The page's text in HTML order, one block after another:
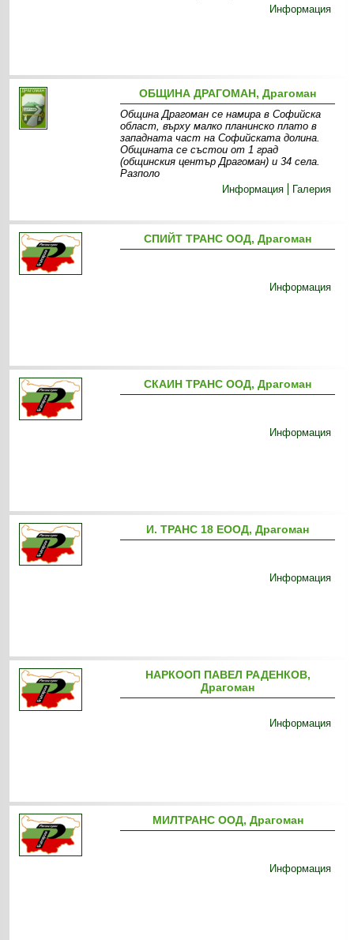
Информация
ОБЩИНА ДРАГОМАН, Драгоман
Община Драгоман се намира в Софийска
област, върху малко планинскo плато в
западната част на Софийската долина.
Общината се състои от 1 град
(общинския център Драгоман) и 34 села.
Разполо
Информация
Галерия
СПИЙТ ТРАНС ООД, Драгоман
Информация
СКАИН ТРАНС ООД, Драгоман
Информация
И. ТРАНС 18 ЕООД, Драгоман
Информация
НАРКООП ПАВЕЛ РАДЕНКОВ,
Драгоман
Информация
МИЛТРАНС ООД, Драгоман
Информация